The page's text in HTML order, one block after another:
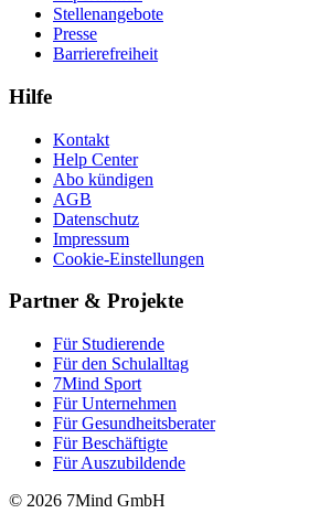
Stellenangebote
Presse
Barrierefreiheit
Hilfe
Kontakt
Help Center
Abo kündigen
AGB
Datenschutz
Impressum
Cookie-Einstellungen
Partner & Projekte
Für Stu­die­rende
Für den Schulalltag
7Mind Sport
Für Unter­neh­men
Für Gesund­heits­be­ra­ter
Für Beschäftigte
Für Auszubildende
© 2026 7Mind GmbH